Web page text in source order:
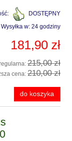
DOSTĘPNY
Wysyłka w: 24 godziny
181,90 zł
215,00 zł
cena: 210,00 zł
do koszyka